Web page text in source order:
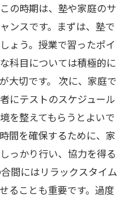
の時期は、塾や家庭のサ
ンスです。まずは、塾で
ょう。授業で習ったポイ
科目については積極的に
大切です。 次に、家庭で
にテストのスケジュール
を整えてもらうとよいで
間を確保するために、家
っかり行い、協力を得る
間にはリラックスタイム
ることも重要です。過度